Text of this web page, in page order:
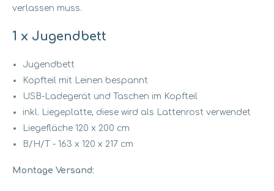
verlassen muss.
1 x Jugendbett
Jugendbett
Kopfteil mit Leinen bespannt
USB-Ladegerät und Taschen im Kopfteil
inkl. Liegeplatte, diese wird als Lattenrost verwendet
Liegefläche 120 x 200 cm
B/H/T - 163 x 120 x 217 cm
Montage Versand: